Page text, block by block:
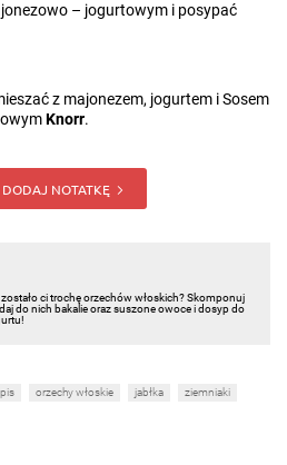
– jogurtowym i posypać
z majonezem, jogurtem i Sosem
Knorr.
DODAJ NOTATKĘ
ci trochę orzechów włoskich? Skomponuj
do nich bakalie oraz suszone owoce i dosyp do
orzechy włoskie jabłka
ziemniaki